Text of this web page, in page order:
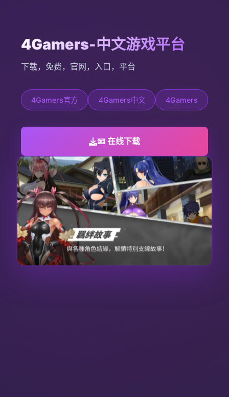
4Gamers-中文游戏平台
下载，免费，官网，入口，平台
4Gamers官方 4Gamers中文 4Gamers
📧 在线下载